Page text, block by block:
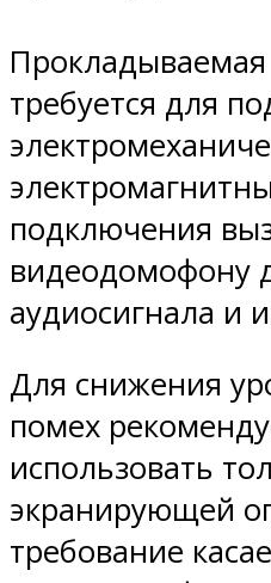
требуется для
подключения
видеодомофону
аудиосигнала и
Для снижения
помех
использовать
экранирующей
требование